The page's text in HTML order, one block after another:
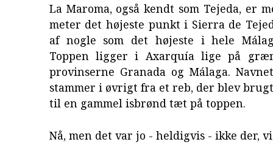
La Maroma, også kendt som Tejeda, er
meter det højeste punkt i Sierra de
af nogle som det højeste i hele
Toppen ligger i Axarquía lige på
provinserne Granada og Málaga.
stammer i øvrigt fra et reb, der blev
til en gammel isbrønd tæt på toppen.
Nå, men det var jo - heldigvis - ikke der,